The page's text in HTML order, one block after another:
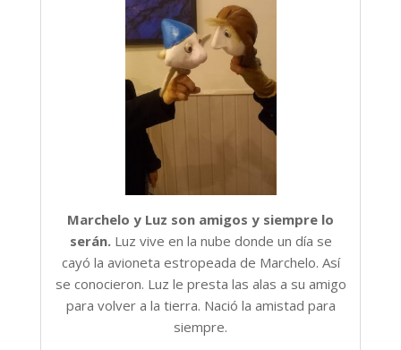
Marchelo y Luz son amigos y siempre lo
serán.Luz vive en la nube donde un día se
cayó la avioneta estropeada de Marchelo. Así
se conocieron. Luz le presta las alas a su amigo
para volver a la tierra. Nació la amistad para
siempre.